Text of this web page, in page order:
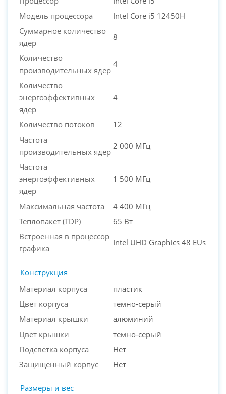
Модель процессора
Intel Core i5 12450H
Суммарное количество
ядер
8
Количество
производительных ядер
4
Количество
энергоэффективных
ядер
4
Количество потоков
12
Частота
производительных ядер
2 000 МГц
Частота
энергоэффективных
ядер
1 500 МГц
Максимальная частота
4 400 МГц
Теплопакет (TDP)
65 Вт
Встроенная в процессор
графика
Intel UHD Graphics 48 EUs
Конструкция
Материал корпуса
пластик
Цвет корпуса
темно-серый
Материал крышки
алюминий
Цвет крышки
темно-серый
Подсветка корпуса
Нет
Защищенный корпус
Нет
Размеры и вес